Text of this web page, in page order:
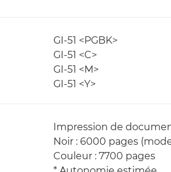
GI-51 <PGBK>
GI-51 <C>
GI-51 <M>
GI-51 <Y>
Impression de
Noir : 6000 pages
Couleur : 7700 pages